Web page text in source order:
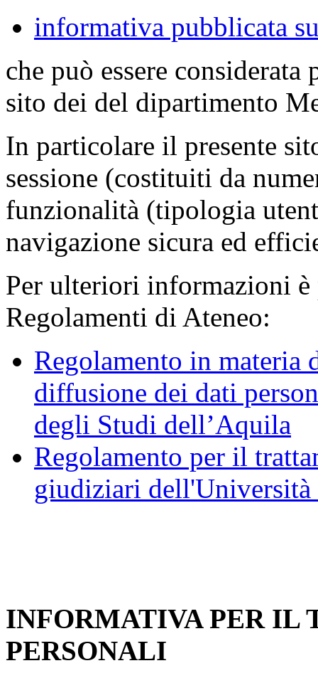
informativa pubblicata
che può essere
sito dei del dipartimento
In particolare il presente
sessione (costituiti da
funzionalità (tipologia
navigazione sicura ed
Per ulteriori informazioni è
Regolamenti di Ateneo:
Regolamento in materia
diffusione dei dati
degli Studi dell’Aquila
Regolamento per il
giudiziari
INFORMATIVA PER IL
PERSONALI